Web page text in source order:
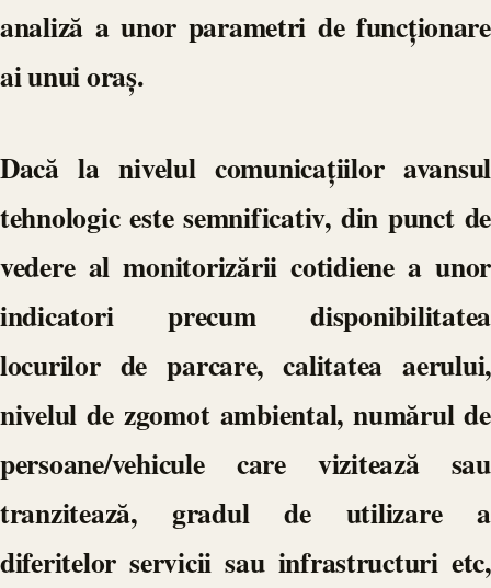
analiză a unor parametri de funcționare
ai unui oraș.
Dacă la nivelul comunicațiilor avansul
tehnologic este semnificativ, din punct de
vedere al monitorizării cotidiene a unor
indicatori precum disponibilitatea
locurilor de parcare, calitatea aerului,
nivelul de zgomot ambiental, numărul de
persoane/vehicule care vizitează sau
tranzitează, gradul de utilizare a
diferitelor servicii sau infrastructuri etc,